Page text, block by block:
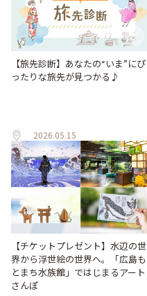
【旅先診断】あなたの“いま”にぴ
ったりな旅先が見つかる♪
2026.05.15
【チケットプレゼント】水辺の世
界から浮世絵の世界へ。「広島も
とまち水族館」ではじまるアート
さんぽ